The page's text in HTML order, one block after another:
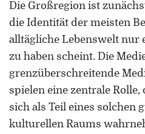
ORCID
Die Großregion ist
die Identität der meisten
alltägliche Lebenswelt nur
zu haben scheint. Die
grenzüberschreitende
spielen eine zentrale
sich als Teil eines solchen
kulturellen Raums